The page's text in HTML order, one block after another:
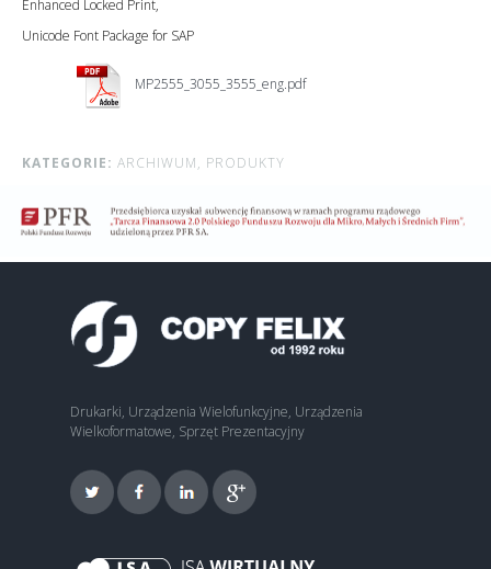
Enhanced Locked Print,
Unicode Font Package for SAP
MP2555_3055_3555_eng.pdf
KATEGORIE: ARCHIWUM, PRODUKTY
Drukarki, Urządzenia Wielofunkcyjne, Urządzenia
Wielkoformatowe, Sprzęt Prezentacyjny